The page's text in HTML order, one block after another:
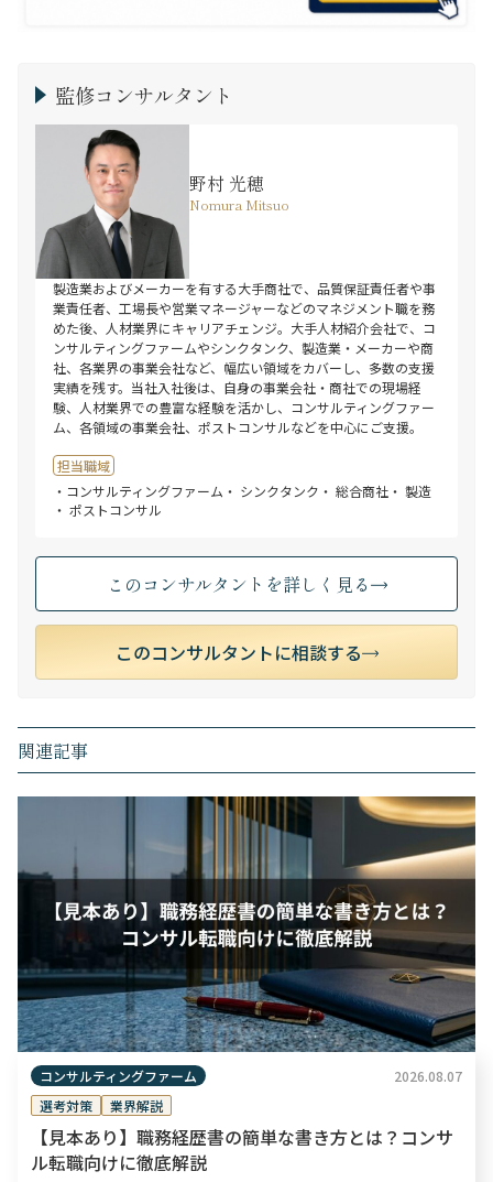
監修コンサルタント
野村 光穂
Nomura Mitsuo
製造業およびメーカーを有する大手商社で、品質保証責任者や事
業責任者、工場長や営業マネージャーなどのマネジメント職を務
めた後、人材業界にキャリアチェンジ。大手人材紹介会社で、コ
ンサルティングファームやシンクタンク、製造業・メーカーや商
社、各業界の事業会社など、幅広い領域をカバーし、多数の支援
実績を残す。当社入社後は、自身の事業会社・商社での現場経
験、人材業界での豊富な経験を活かし、コンサルティングファー
ム、各領域の事業会社、ポストコンサルなどを中心にご支援。
担当職域
・コンサルティングファーム ・ シンクタンク ・ 総合商社 ・ 製造
・ ポストコンサル
このコンサルタントを詳しく見る
このコンサルタントに相談する
関連記事
コンサルティングファーム
2026.08.07
選考対策
業界解説
【見本あり】職務経歴書の簡単な書き方とは？コンサ
ル転職向けに徹底解説